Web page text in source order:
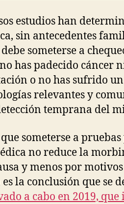
estudios han
sin antecedentes
someterse a
has padecido cáncer
o no has sufrido
relevantes y
temprana del
que someterse a
no reduce la
y menos por
es la conclusión que se
a cabo en 2019,